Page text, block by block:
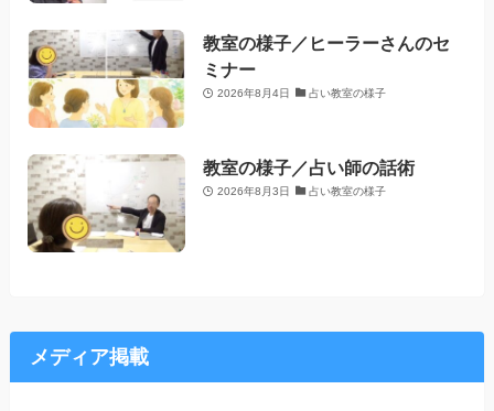
教室の様子／ヒーラーさんのセ
ミナー
2026年8月4日 占い教室の様子
教室の様子／占い師の話術
2026年8月3日 占い教室の様子
メディア掲載